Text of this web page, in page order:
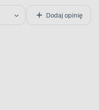
Dodaj opinię